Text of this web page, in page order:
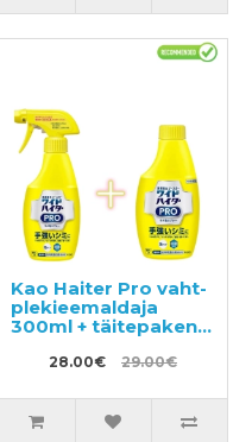
Kao Haiter Pro vaht-
plekieemaldaja
300ml + täitepakend
28.00€ 29.00€